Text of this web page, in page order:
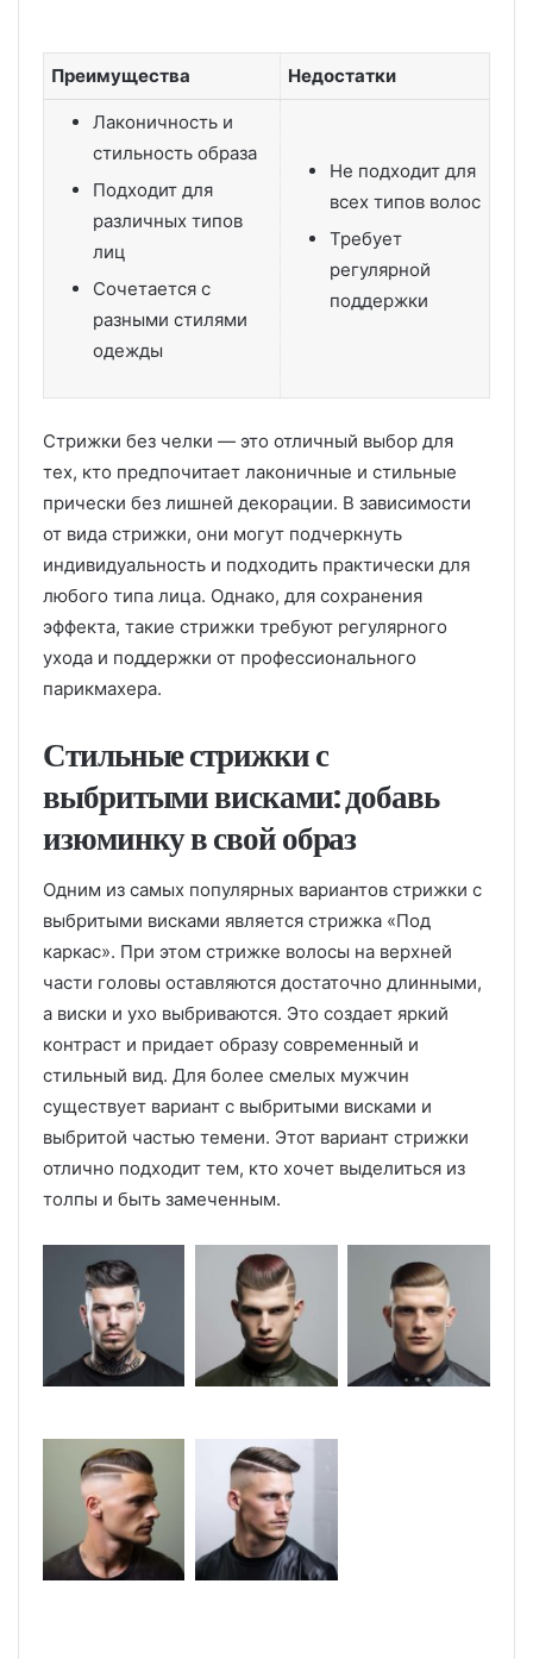
Преимущества Недостатки
Лаконичность и
стильность образа
Подходит для
различных типов
лиц
Сочетается с
разными стилями
одежды
Не подходит для
всех типов волос
Требует
регулярной
поддержки
Стрижки без челки — это отличный выбор для
тех, кто предпочитает лаконичные и стильные
прически без лишней декорации. В зависимости
от вида стрижки, они могут подчеркнуть
индивидуальность и подходить практически для
любого типа лица. Однако, для сохранения
эффекта, такие стрижки требуют регулярного
ухода и поддержки от профессионального
парикмахера.
Стильные стрижки с
выбритыми висками: добавь
изюминку в свой образ
Одним из самых популярных вариантов стрижки с
выбритыми висками является стрижка «Под
каркас». При этом стрижке волосы на верхней
части головы оставляются достаточно длинными,
а виски и ухо выбриваются. Это создает яркий
контраст и придает образу современный и
стильный вид. Для более смелых мужчин
существует вариант с выбритыми висками и
выбритой частью темени. Этот вариант стрижки
отлично подходит тем, кто хочет выделиться из
толпы и быть замеченным.